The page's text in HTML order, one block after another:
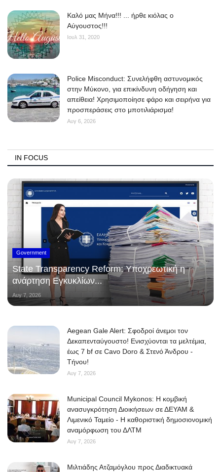
Kαλό μας Μήνα!!! ... ήρθε κιόλας ο
Αύγουστος!!!
Ιουλ 31, 2020
Police Misconduct: Συνελήφθη αστυνομικός
στην Μύκονο, για επικίνδυνη οδήγηση και
απείθεια! Χρησιμοποίησε φάρο και σειρήνα για
προσπεράσεις στο μποτιλιάρισμα!
Αυγ 6, 2026
IN FOCUS
Government
State Transparency Reform: Υποχρεωτική η
ανάρτηση Εγκυκλίων...
Αυγ 7, 2026
Aegean Gale Alert: Σφοδροί άνεμοι τον
Δεκαπενταύγουστο! Ενισχύονται τα μελτέμια,
έως 7 bf σε Cavo Doro & Στενό Άνδρου -
Τήνου!
Αυγ 7, 2026
Municipal Council Mykonos: Η κομβική
ανασυγκρότηση Διοικήσεων σε ΔΕΥΑΜ &
Λιμενικό Ταμείο - Η καθοριστική δημοσιονομική
αναμόρφωση του ΔΛΤΜ
Αυγ 7, 2026
Μιλτιάδης Ατζαμόγλου προς Διαδικτυακά